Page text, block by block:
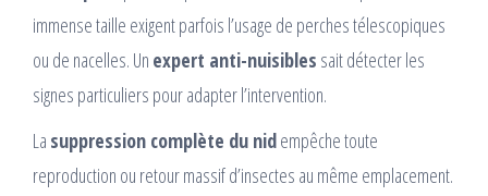
immense taille exigent parfois l’usage de perches télescopiques
ou de nacelles. Un expert anti-nuisibles sait détecter les
signes particuliers pour adapter l’intervention.
La suppression complète du nidempêche toute
reproduction ou retour massif d’insectes au même emplacement.